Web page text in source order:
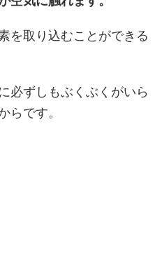
を取り込むことができる
必ずしもぶくぶくがいら
らです。